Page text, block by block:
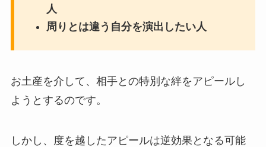
人
周りとは違う自分を演出したい人
お土産を介して、相手との特別な絆をアピールし
ようとするのです。
しかし、度を越したアピールは逆効果となる可能